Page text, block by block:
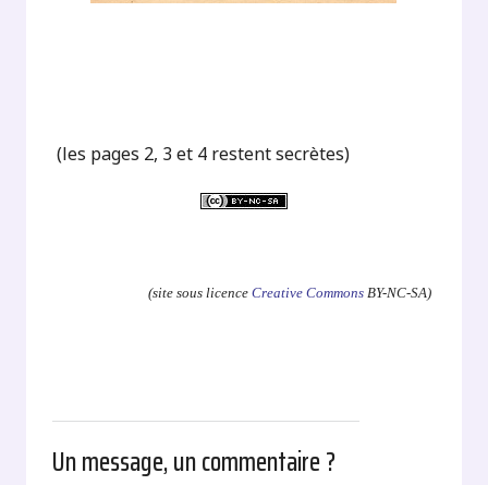
(les pages 2, 3 et 4 restent secrètes)
(site sous licence Creative CommonsBY-NC-SA)
Un message, un commentaire ?